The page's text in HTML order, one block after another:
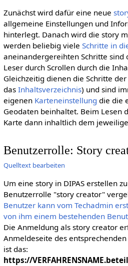
Zunächst wird dafür eine neue
allgemeine Einstellungen und
hinterlegt. Danach wird die story
werden beliebig viele Schritte in
aneinandergereihten Schritte sind
Leser durch Scrollen durch die
Gleichzeitig dienen die Schritte
das Inhaltsverzeichnis) und sind
eigenen Karteneinstellung die die
Geodaten beinhaltet. Beim Lesen
Karte dann inhaltlich dem
Benutzerrolle: Story
Quelltext bearbeiten
Um eine story in DIPAS erstellen
Benutzerrolle "story creator"
Benutzer kann vom Techadmin
von ihm einem bestehenden
Die Anmeldung als story creator
Anmeldeseite des
ist das:
https://